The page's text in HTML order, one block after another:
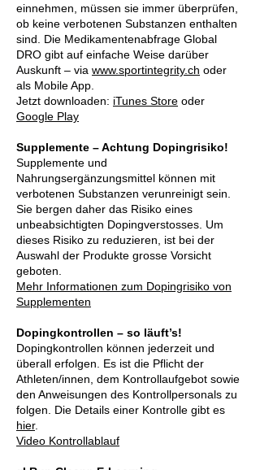
einnehmen, müssen sie immer überprüfen,
ob keine verbotenen Substanzen enthalten
sind. Die Medikamentenabfrage Global
DRO gibt auf einfache Weise darüber
Auskunft – via www.sportintegrity.ch oder
als Mobile App.
Jetzt downloaden: iTunes Store oder
Google Play
Supplemente – Achtung Dopingrisiko!
Supplemente und
Nahrungsergänzungsmittel können mit
verbotenen Substanzen verunreinigt sein.
Sie bergen daher das Risiko eines
unbeabsichtigten Dopingverstosses. Um
dieses Risiko zu reduzieren, ist bei der
Auswahl der Produkte grosse Vorsicht
geboten.
Mehr Informationen zum Dopingrisiko von
Supplementen
Dopingkontrollen – so läuft’s!
Dopingkontrollen können jederzeit und
überall erfolgen. Es ist die Pflicht der
Athleten/innen, dem Kontrollaufgebot sowie
den Anweisungen des Kontrollpersonals zu
folgen. Die Details einer Kontrolle gibt es
hier.
Video Kontrollablauf